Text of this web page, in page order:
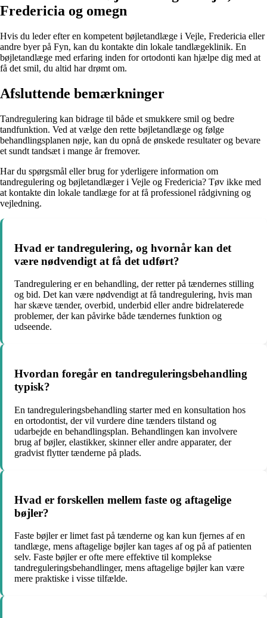
Fredericia og omegn
Hvis du leder efter en kompetent bøjletandlæge i Vejle, Fredericia eller
andre byer på Fyn, kan du kontakte din lokale tandlægeklinik. En
bøjletandlæge med erfaring inden for ortodonti kan hjælpe dig med at
få det smil, du altid har drømt om.
Afsluttende bemærkninger
Tandregulering kan bidrage til både et smukkere smil og bedre
tandfunktion. Ved at vælge den rette bøjletandlæge og følge
behandlingsplanen nøje, kan du opnå de ønskede resultater og bevare
et sundt tandsæt i mange år fremover.
Har du spørgsmål eller brug for yderligere information om
tandregulering og bøjletandlæger i Vejle og Fredericia? Tøv ikke med
at kontakte din lokale tandlæge for at få professionel rådgivning og
vejledning.
Hvad er tandregulering, og hvornår kan det
være nødvendigt at få det udført?
Tandregulering er en behandling, der retter på tændernes stilling
og bid. Det kan være nødvendigt at få tandregulering, hvis man
har skæve tænder, overbid, underbid eller andre bidrelaterede
problemer, der kan påvirke både tændernes funktion og
udseende.
Hvordan foregår en tandreguleringsbehandling
typisk?
En tandreguleringsbehandling starter med en konsultation hos
en ortodontist, der vil vurdere dine tænders tilstand og
udarbejde en behandlingsplan. Behandlingen kan involvere
brug af bøjler, elastikker, skinner eller andre apparater, der
gradvist flytter tænderne på plads.
Hvad er forskellen mellem faste og aftagelige
bøjler?
Faste bøjler er limet fast på tænderne og kan kun fjernes af en
tandlæge, mens aftagelige bøjler kan tages af og på af patienten
selv. Faste bøjler er ofte mere effektive til komplekse
tandreguleringsbehandlinger, mens aftagelige bøjler kan være
mere praktiske i visse tilfælde.